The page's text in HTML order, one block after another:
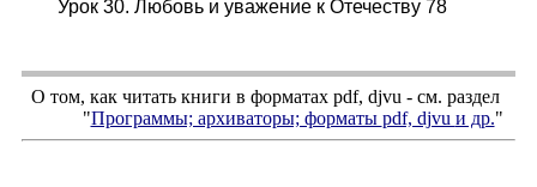
Урок 30. Любовь и уважение к Отечеству 78
О том, как читать книги в форматах pdf, djvu - см. раздел
"Программы; архиваторы; форматы pdf, djvu и др."